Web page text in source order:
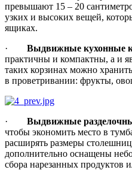
превышают 15 – 20
узких и высоких вещей,
ящиках.
· Выдвижные кухонные
практичны и компактны, а и
таких корзинах можно
в проветривании: фрукты,
· Выдвижные
чтобы экономить место в
расширять размеры
дополнительно оснащены
сбора нарезанных продуктов